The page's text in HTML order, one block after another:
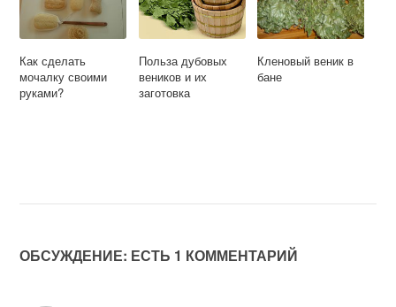
Как сделать
мочалку своими
руками?
Польза дубовых
веников и их
заготовка
Кленовый веник в
бане
ОБСУЖДЕНИЕ: ЕСТЬ 1 КОММЕНТАРИЙ